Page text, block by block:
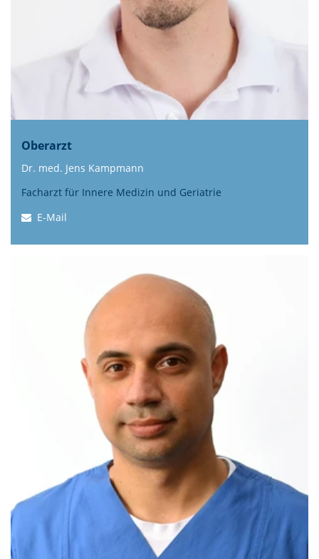
Oberarzt
Dr. med. Jens Kampmann
Facharzt für Innere Medizin und Geriatrie
E-Mail